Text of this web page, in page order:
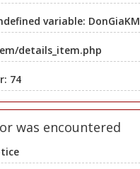
variable: DonGiaKM
details_item.php
74
was encountered